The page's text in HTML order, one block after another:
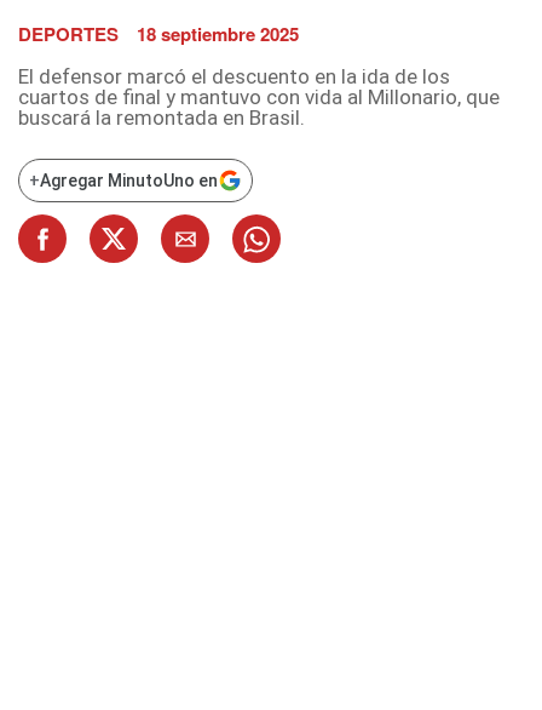
DEPORTES 18 septiembre 2025
El defensor marcó el descuento en la ida de los
cuartos de final y mantuvo con vida al Millonario, que
buscará la remontada en Brasil.
+Agregar MinutoUno en